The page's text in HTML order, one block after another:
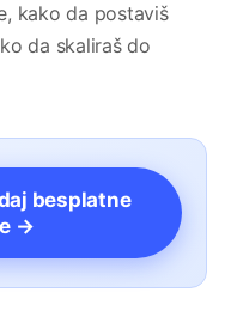
kako da postaviš
da skaliraš do
besplatne
→